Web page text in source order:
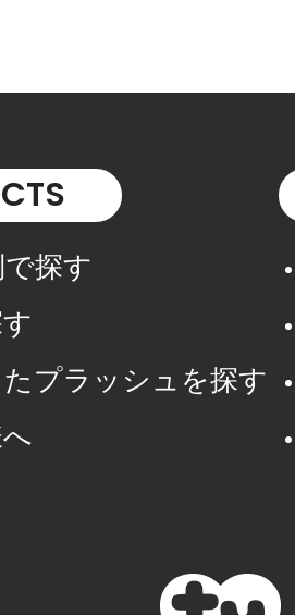
探す
プラッシュを探す